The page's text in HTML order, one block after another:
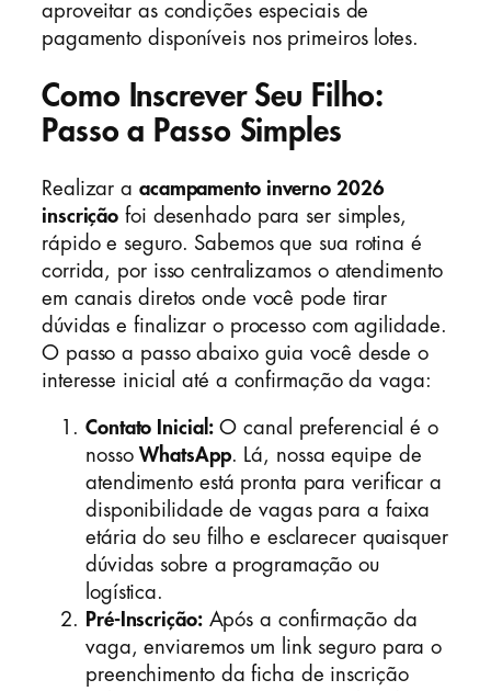
aproveitar as condições especiais de
pagamento disponíveis nos primeiros lotes.
Como Inscrever Seu Filho:
Passo a Passo Simples
Realizar a acampamento inverno 2026
inscrição foi desenhado para ser simples,
rápido e seguro. Sabemos que sua rotina é
corrida, por isso centralizamos o atendimento
em canais diretos onde você pode tirar
dúvidas e finalizar o processo com agilidade.
O passo a passo abaixo guia você desde o
interesse inicial até a confirmação da vaga:
Contato Inicial:O canal preferencial é o
nossoWhatsApp. Lá, nossa equipe de
atendimento está pronta para verificar a
disponibilidade de vagas para a faixa
etária do seu filho e esclarecer quaisquer
dúvidas sobre a programação ou
logística.
Pré-Inscrição:Após a confirmação da
vaga, enviaremos um link seguro para o
preenchimento da ficha de inscrição